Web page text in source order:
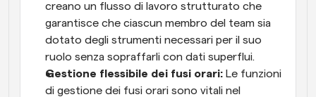
creano un flusso di lavoro strutturato che
garantisce che ciascun membro del team sia
dotato degli strumenti necessari per il suo
ruolo senza sopraffarli con dati superflui.
Gestione flessibile dei fusi orari: Le funzioni
di gestione dei fusi orari sono vitali nel